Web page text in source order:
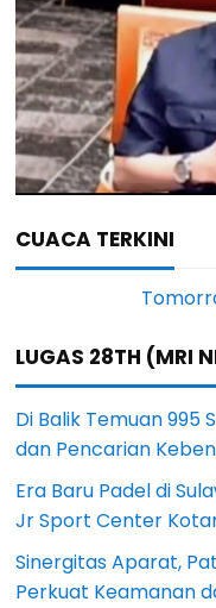
CUACA TERKINI
LUGAS 28TH (MRI
Di Balik Temuan 995
dan Pencarian
Era Baru Padel di
Jr Sport Center
Sinergitas Aparat,
Perkuat Keamanan